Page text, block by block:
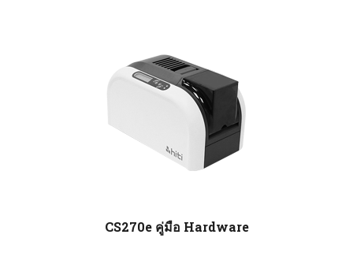
CS270e คู่มือ Hardware